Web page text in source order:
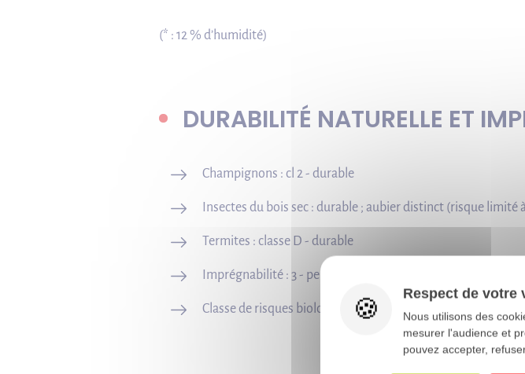
(* : 12 % d’humidité)
DURABILITÉ NATURELLE ET
Champignons : cl 2 - durable
Insectes du bois sec : durable ; aubier distinct (risque limité
Termites : classe D - durable
Imprégnabilité : 3 - peu imprégnable
Classe de risques biologiques : 4 - en contact avec le sol ou
Respect de votre
Nous utilisons des
mesurer l'audience et
pouvez accepter,